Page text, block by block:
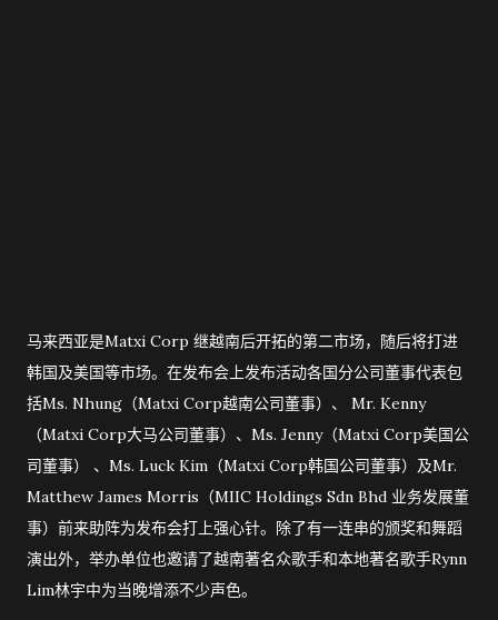
马来西亚是Matxi Corp 继越南后开拓的第二市场，随后将打进
韩国及美国等市场。在发布会上发布活动各国分公司董事代表包
括Ms. Nhung（Matxi Corp越南公司董事）、 Mr. Kenny
（Matxi Corp大马公司董事）、Ms. Jenny（Matxi Corp美国公
司董事） 、Ms. Luck Kim（Matxi Corp韩国公司董事）及Mr.
Matthew James Morris（MIIC Holdings Sdn Bhd 业务发展董
事）前来助阵为发布会打上强心针。除了有一连串的颁奖和舞蹈
演出外，举办单位也邀请了越南著名众歌手和本地著名歌手Rynn
Lim林宇中为当晚增添不少声色。